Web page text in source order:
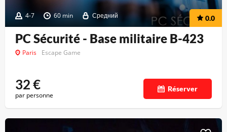
4-7 60 min Средний 0.0
PC Sécurité - Base militaire B-423
Paris Escape Game
32€
par personne
Réserver